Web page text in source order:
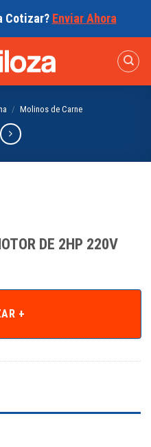
Cotizar? Enviar Ahora
/ Molinos de Carne
DE 2HP 220V
+